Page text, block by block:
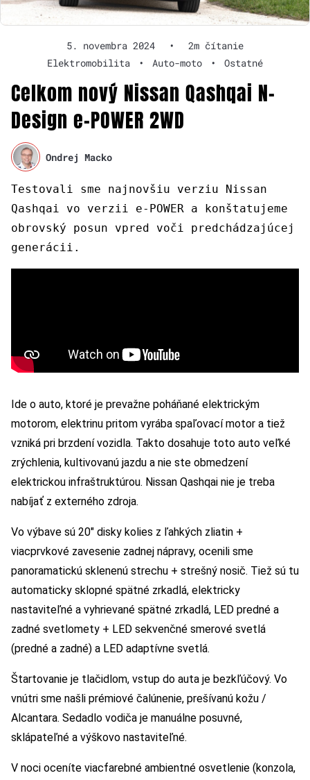
5. novembra 2024 •
2m čítanie
Elektromobilita
• Auto-moto • Ostatné
Celkom nový Nissan Qashqai N-
Design e-POWER 2WD
Ondrej Macko
Testovali sme najnovšiu verziu Nissan
Qashqai vo verzii e-POWER a konštatujeme
obrovský posun vpred voči predchádzajúcej
generácii.
Ide o auto, ktoré je prevažne poháňané elektrickým
motorom, elektrinu pritom vyrába spaľovací motor a tiež
vzniká pri brzdení vozidla. Takto dosahuje toto auto veľké
zrýchlenia, kultivovanú jazdu a nie ste obmedzení
elektrickou infraštruktúrou. Nissan Qashqai nie je treba
nabíjať z externého zdroja.
Vo výbave sú 20″ disky kolies z ľahkých zliatin +
viacprvkové zavesenie zadnej nápravy, ocenili sme
panoramatickú sklenenú strechu + strešný nosič. Tiež sú tu
automaticky sklopné spätné zrkadlá, elektricky
nastaviteľné a vyhrievané spätné zrkadlá, LED predné a
zadné svetlomety + LED sekvenčné smerové svetlá
(predné a zadné) a LED adaptívne svetlá.
Štartovanie je tlačidlom, vstup do auta je bezkľúčový. Vo
vnútri sme našli prémiové čalúnenie, prešívanú kožu /
Alcantara. Sedadlo vodiča je manuálne posuvné,
sklápateľné a výškovo nastaviteľné.
V noci oceníte viacfarebné ambientné osvetlenie (konzola,